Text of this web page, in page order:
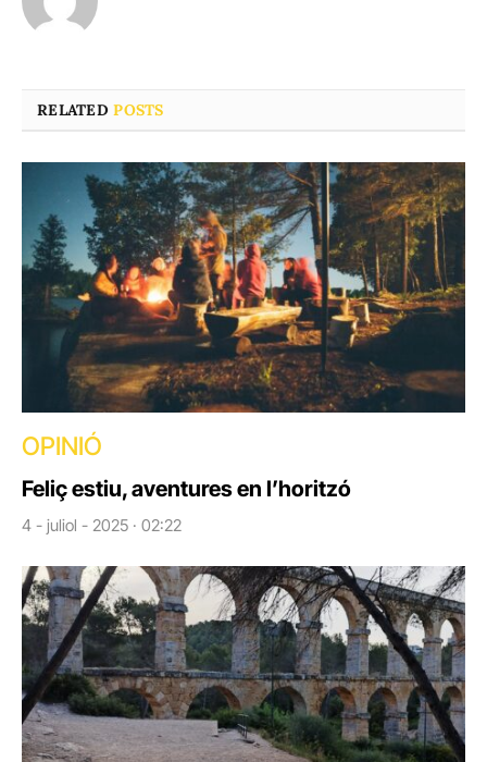
RELATEDPOSTS
OPINIÓ
Feliç estiu, aventures en l’horitzó
4 - juliol - 2025 · 02:22